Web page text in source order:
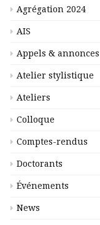
Agrégation 2024
AIS
Appels & annonces
Atelier stylistique
Ateliers
Colloque
Comptes-rendus
Doctorants
Événements
News